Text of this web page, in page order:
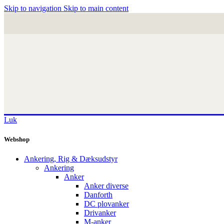
Skip to navigation Skip to main content
Luk
Webshop
Ankering, Rig & Dæksudstyr
Ankering
Anker
Anker diverse
Danforth
DC plovanker
Drivanker
M-anker